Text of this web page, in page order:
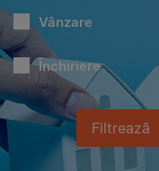
Vânzare
Închiriere
Filtrează